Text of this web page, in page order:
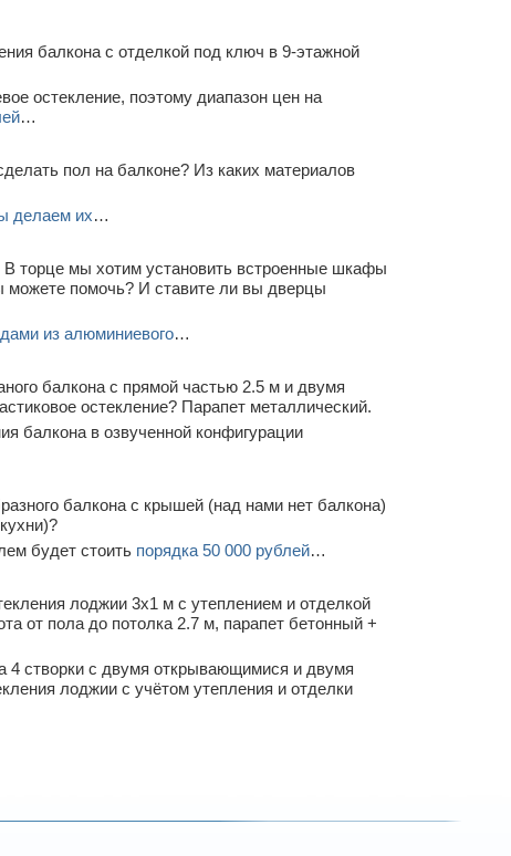
балкона с отделкой под ключ в 9-этажной
остекление, поэтому диапазон цен на
…
пол на балконе? Из каких материалов
делаем их…
торце мы хотим установить встроенные шкафы
можете помочь? И ставите ли вы дверцы
из алюминиевого…
балкона с прямой частью 2.5 м и двумя
остекление? Парапет металлический.
балкона в озвученной конфигурации
балкона с крышей (над нами нет балкона)
будет стоить порядка 50 000 рублей…
лоджии 3х1 м с утеплением и отделкой
от пола до потолка 2.7 м, парапет бетонный +
4 створки с двумя открывающимися и двумя
лоджии с учётом утепления и отделки